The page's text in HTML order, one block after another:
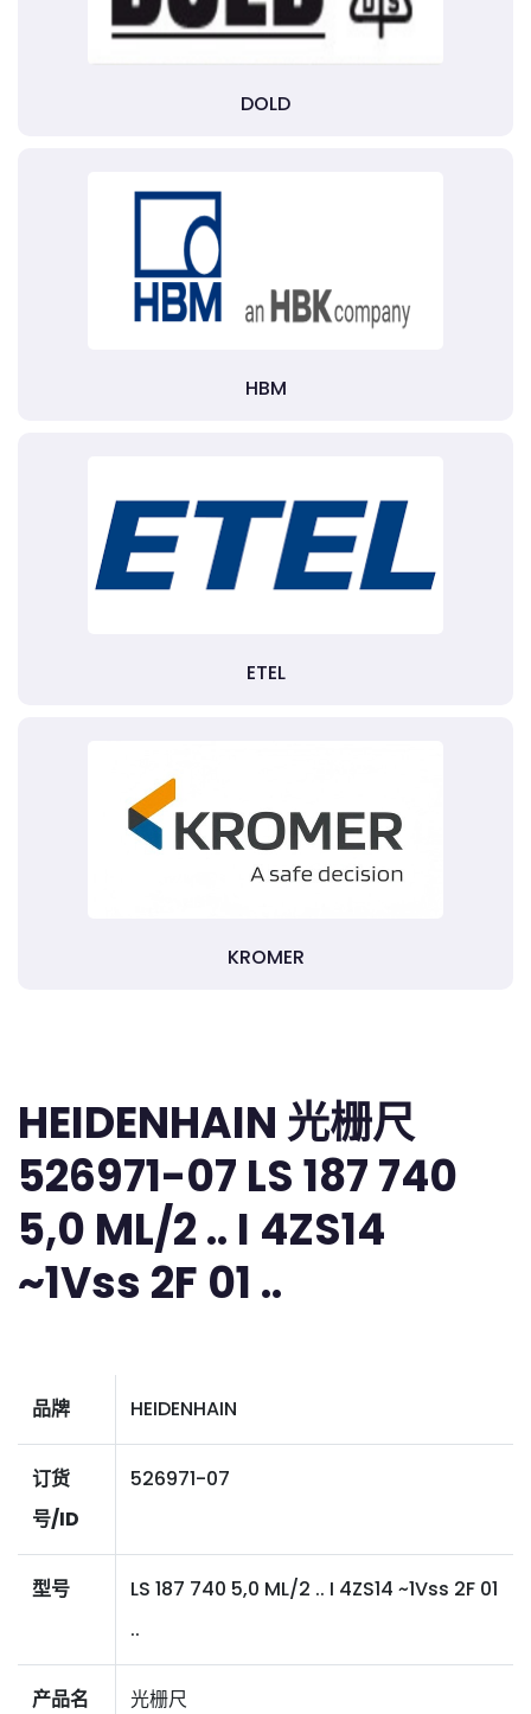
DOLD
HBM
ETEL
KROMER
HEIDENHAIN 光栅尺
526971-07 LS 187 740
5,0 ML/2 .. I 4ZS14
~1Vss 2F 01 ..
品牌 HEIDENHAIN
订货
号/ID
526971-07
型号
LS 187 740 5,0 ML/2 .. I 4ZS14 ~1Vss 2F 01
..
产品名
光栅尺